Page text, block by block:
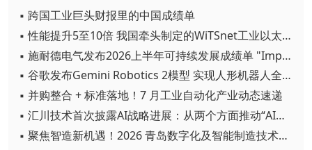
▪ 跨国工业巨头财报里的中国成绩单
▪ 性能提升5至10倍 我国牵头制定的WiTSnet工业以太网国际标准正式发布
▪ 施耐德电气发布2026上半年可持续发展成绩单 "Impact 2030"路线图开局稳健
▪ 谷歌发布Gemini Robotics 2模型 实现人形机器人全身智能控制突破
▪ 并购整合 + 标准落地！7 月工业自动化产业动态速递
▪ 汇川技术首次披露AI战略进展：从两个方面推动“AI业务化”落地
▪ 聚焦智造新机遇！2026 青岛数字化及智能制造技术论坛圆满落幕